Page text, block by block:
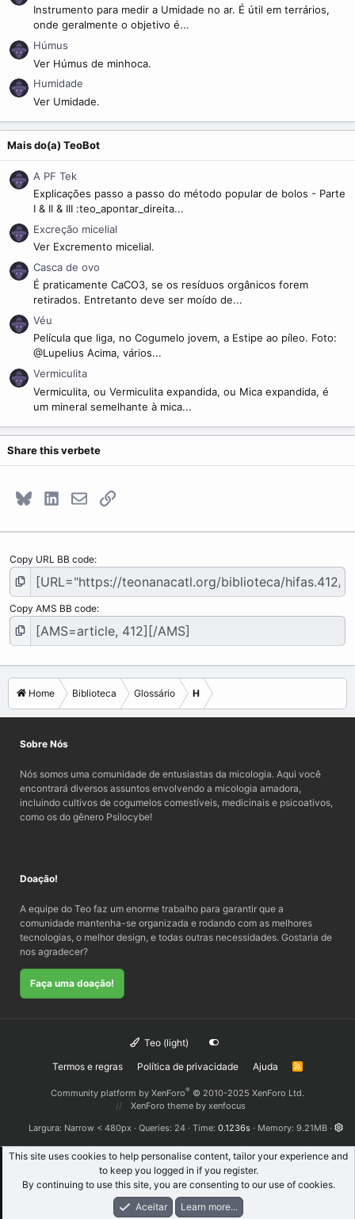
Instrumento para medir a Umidade no ar. É útil em terrários,
onde geralmente o objetivo é...
Húmus
Ver Húmus de minhoca.
Humidade
Ver Umidade.
Mais do(a) TeoBot
A PF Tek
Explicações passo a passo do método popular de bolos - Parte
I & II & III :teo_apontar_direita...
Excreção micelial
Ver Excremento micelial.
Casca de ovo
É praticamente CaCO3, se os resíduos orgânicos forem
retirados. Entretanto deve ser moído de...
Véu
Película que liga, no Cogumelo jovem, a Estipe ao píleo. Foto:
@Lupelius Acima, vários...
Vermiculita
Vermiculita, ou Vermiculita expandida, ou Mica expandida, é
um mineral semelhante à mica...
Share this verbete
Bluesky LinkedInE-mailLink
Copy URL BB code
Copy AMS BB code
Home Biblioteca Glossário H
Sobre Nós
Nós somos uma comunidade de entusiastas da micologia. Aqui você
encontrará diversos assuntos envolvendo a micologia amadora,
incluindo cultivos de cogumelos comestíveis, medicinais e psicoativos,
como os do gênero Psilocybe!
Doação!
A equipe do Teo faz um enorme trabalho para garantir que a
comunidade mantenha-se organizada e rodando com as melhores
tecnologias, o melhor design, e todas outras necessidades. Gostaria de
nos agradecer?
Faça uma doação!
Teo (light)
Termos e regras
Política de privacidade Ajuda
R
Community platform by XenForo® © 2010-2025 XenForo Ltd.
XenForo theme by xenfocus
Largura
Queries 24 Time 0.1236s Memory 9.21MB
This site uses cookies to help personalise content, tailor your experience and
to keep you logged in if you register.
By continuing to use this site, you are consenting to our use of cookies.
Aceitar
Learn more...